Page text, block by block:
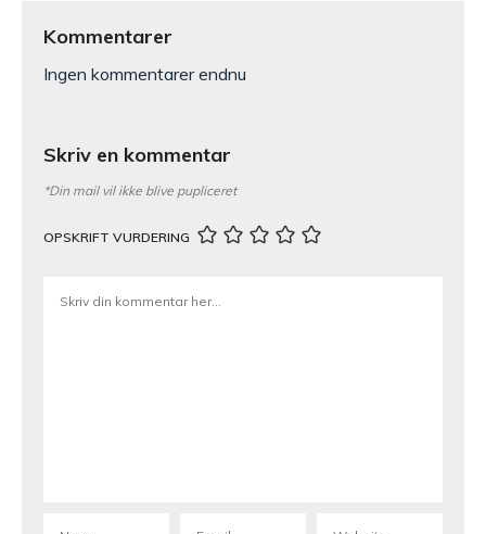
Kommentarer
Ingen kommentarer endnu
Skriv en kommentar
*Din mail vil ikke blive pupliceret
OPSKRIFT VURDERING